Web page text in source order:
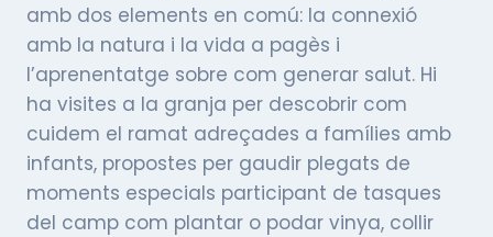
amb dos elements en comú: la connexió
amb la natura i la vida a pagès i
l’aprenentatge sobre com generar salut. Hi
ha visites a la granja per descobrir com
cuidem el ramat adreçades a famílies amb
infants, propostes per gaudir plegats de
moments especials participant de tasques
del camp com plantar o podar vinya, collir